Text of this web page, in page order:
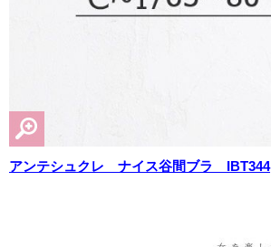
アンテシュクレ ナイス谷間ブラ IBT344